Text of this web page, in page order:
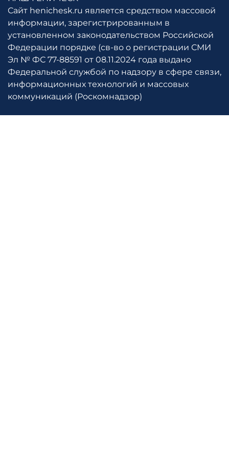
Сайт henichesk.ru является средством массовой
информации, зарегистрированным в
установленном законодательством Российской
Федерации порядке (св-во о регистрации СМИ
Эл № ФС 77-88591 от 08.11.2024 года выдано
Федеральной службой по надзору в сфере связи,
информационных технологий и массовых
коммуникаций (Роскомнадзор)